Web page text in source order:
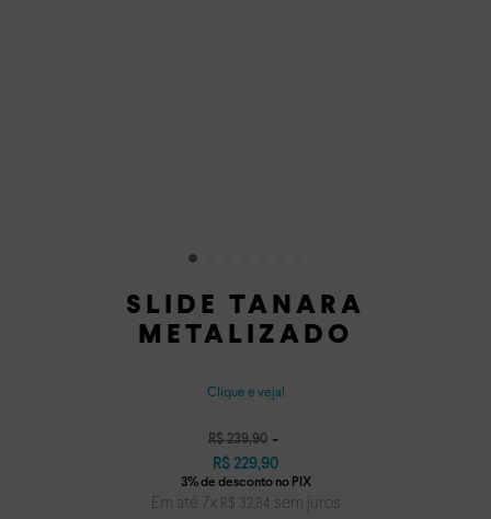
SLIDE TANARA
METALIZADO
Clique e veja!
R$ 239,90
R$ 229,90
Em até 7x R$ 32,84 sem juros